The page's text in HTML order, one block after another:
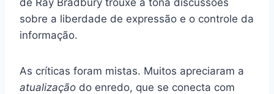
sobre a liberdade de expressão e o controle da
informação.
As críticas foram mistas. Muitos apreciaram a
atualização do enredo, que se conecta com